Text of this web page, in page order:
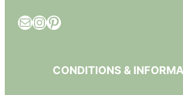
E-mail InstagramPinterest
CONDITIONS &